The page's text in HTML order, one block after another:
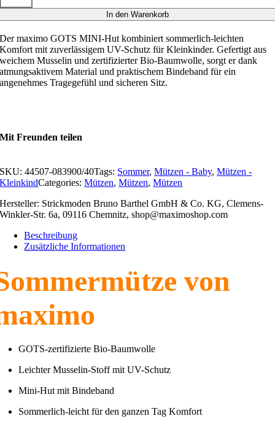
In den Warenkorb
Der maximo GOTS MINI-Hut kombiniert sommerlich-leichten
Komfort mit zuverlässigem UV-Schutz für Kleinkinder. Gefertigt aus
weichem Musselin und zertifizierter Bio-Baumwolle, sorgt er dank
atmungsaktivem Material und praktischem Bindeband für ein
angenehmes Tragegefühl und sicheren Sitz.
Mit Freunden teilen
SKU:44507-083900/40Tags: Sommer,Mützen - Baby,Mützen -
KleinkindCategories:Mützen,Mützen,Mützen
Hersteller: Strickmoden Bruno Barthel GmbH & Co. KG, Clemens-
Winkler-Str. 6a, 09116 Chemnitz, shop@maximoshop.com
Beschreibung
Zusätzliche Informationen
von
GOTS-zertifizierte Bio-Baumwolle
Leichter Musselin-Stoff mit UV-Schutz
Mini-Hut mit Bindeband
Sommerlich-leicht für den ganzen Tag Komfort